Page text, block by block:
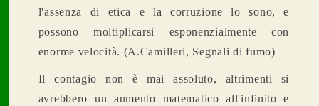
l'assenza di etica e la corruzione lo sono, e
possono moltiplicarsi esponenzialmente con
enorme velocità. (A.Camilleri, Segnali di fumo)
Il contagio non è mai assoluto, altrimenti si
avrebbero un aumento matematico all'infinito e